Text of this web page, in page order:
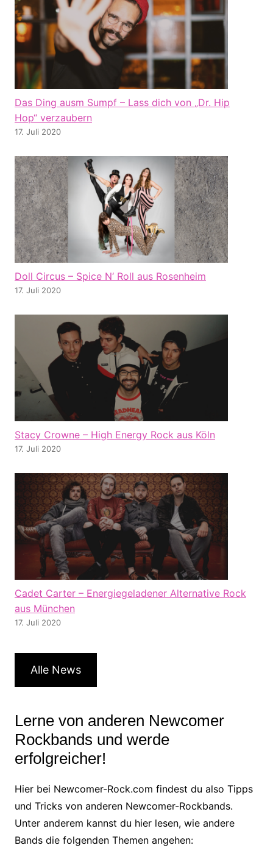
Das Ding ausm Sumpf – Lass dich von „Dr. Hip
Hop“ verzaubern
17. Juli 2020
Doll Circus – Spice N‘ Roll aus Rosenheim
17. Juli 2020
Stacy Crowne – High Energy Rock aus Köln
17. Juli 2020
Cadet Carter – Energiegeladener Alternative Rock
aus München
17. Juli 2020
Alle News
Lerne von anderen Newcomer
Rockbands und werde
erfolgreicher!
Hier bei Newcomer-Rock.com findest du also Tipps
und Tricks von anderen Newcomer-Rockbands.
Unter anderem kannst du hier lesen, wie andere
Bands die folgenden Themen angehen: